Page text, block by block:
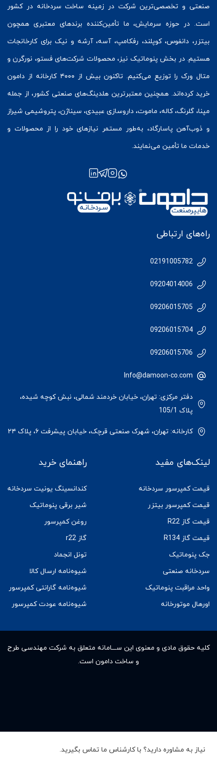
صنعتی و تخصصی‌ترین شرکت در زمینه ساخت سردخانه در کشور
است. در حوزه سرمایش، ما تأمین‌کننده برندهای معتبری همچون
بیتزر، دانفوس،کوپلند، رفکامپ، آسه، آرشه و نیک برای کارخانجات
هستیم. در بخش پنوماتیک نیز، محصولات شرکت‌های فستو، نورگرن و
متال ورک
را توزیع می‌کنیم. تاکنون بیش از ۴۰۰۰ کارخانه از دامون
خرید کرده‌اند. همچنین معتبرترین هلدینگ‌های صنعتی کشور، از جمله
مپنا، گلرنگ، کاله، ماموت، داروسازی عبیدی، سیناژن، پتروشیمی شیراز
و ذوب‌آهن پاسارگاد، به‌طور مستمر نیازهای خود را از محصولات و
خدمات ما تأمین می‌نمایند.
راه‌های ارتباطی
02191005782
09204014006
09206015705
09206015704
09206015706
Info@damoon-co.com
دفتر مرکزی: تهران، خیابان خردمند شمالی، نبش کوچه شیده،
پلاک 105/1
کارخانه: تهران، شهرک صنعتی قرچک، خیابان پیشرفت ۶، پلاک ۲۴
لینک‌های مفید
قیمت کمپرسور سردخانه
قیمت کمپرسور بیتزر
قیمت گاز R22
قیمت گاز R134
جک پنوماتیک
سردخانه صنعتی
واحد مراقبت پنوماتیک
اورهال موتورخانه
راهنمای خرید
کندانسینگ یونیت سردخانه
شیر برقی پنوماتیک
روغن کمپرسور
گاز r22
تونل انجماد
شیوه‌نامه ارسال کالا
شیوه‌نامه گارانتی کمپرسور
شیوه‌نامه عودت کمپرسور
کلیه حقوق مادى و معنوى این ســـامانه متعلق به شرکت مهندسی طرح
و ساخت دامون است.
نیاز به مشاوره دارید؟ با کارشناس ما تماس بگیرید.